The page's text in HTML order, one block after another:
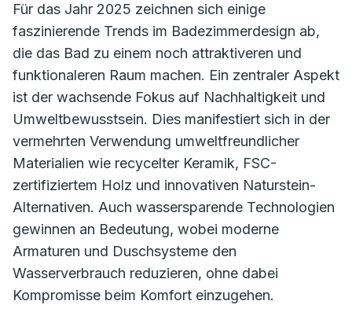
Für das Jahr 2025 zeichnen sich einige
faszinierende Trends im Badezimmerdesign ab,
die das Bad zu einem noch attraktiveren und
funktionaleren Raum machen. Ein zentraler Aspekt
ist der wachsende Fokus auf Nachhaltigkeit und
Umweltbewusstsein. Dies manifestiert sich in der
vermehrten Verwendung umweltfreundlicher
Materialien wie recycelter Keramik, FSC-
zertifiziertem Holz und innovativen Naturstein-
Alternativen. Auch wassersparende Technologien
gewinnen an Bedeutung, wobei moderne
Armaturen und Duschsysteme den
Wasserverbrauch reduzieren, ohne dabei
Kompromisse beim Komfort einzugehen.